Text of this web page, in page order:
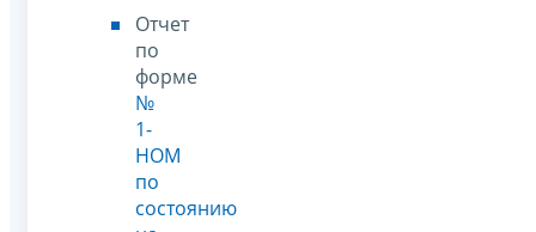
Отчет
по
форме
№
1-
НОМ
по
состоянию